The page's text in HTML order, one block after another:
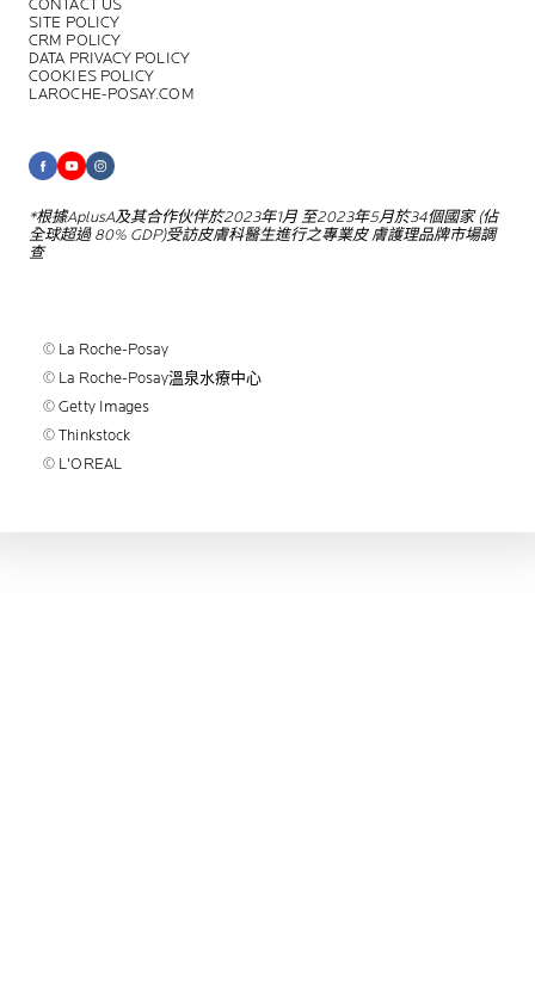
CONTACT US
SITE POLICY
CRM POLICY
DATA PRIVACY POLICY
COOKIES POLICY
LAROCHE-POSAY.COM
*根據AplusA及其合作伙伴於2023年1月至2023年5月於34個國家 (佔
全球超過80% GDP)受訪皮膚科醫生進行之專業皮膚護理品牌市場調
查
© La Roche-Posay
© La Roche-Posay溫泉水療中心
© Getty Images
© Thinkstock
© L'OREAL